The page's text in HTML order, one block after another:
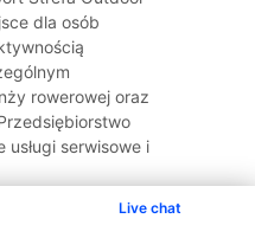
Live chat
dla osób
rowerowej oraz
serwisowe i